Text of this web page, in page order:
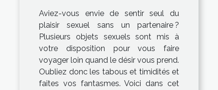
Aviez-vous envie de sentir seul du
plaisir sexuel sans un partenaire ?
Plusieurs objets sexuels sont mis à
votre disposition pour vous faire
voyager loin quand le désir vous prend.
Oubliez donc les tabous et timidités et
faites vos fantasmes. Voici dans cet